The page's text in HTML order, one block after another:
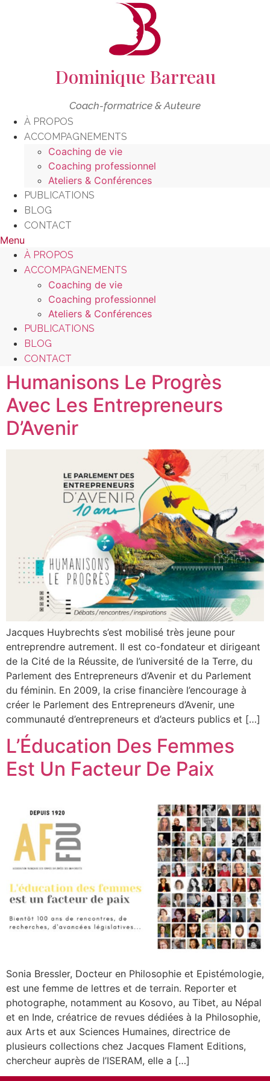
Dominique Barreau
Coach-formatrice & Auteure
À PROPOS
ACCOMPAGNEMENTS
Coaching de vie
Coaching professionnel
Ateliers & Conférences
PUBLICATIONS
BLOG
CONTACT
Menu
À PROPOS
ACCOMPAGNEMENTS
Coaching de vie
Coaching professionnel
Ateliers & Conférences
PUBLICATIONS
BLOG
CONTACT
Humanisons Le Progrès
Avec Les Entrepreneurs
D’Avenir
Jacques Huybrechts s’est mobilisé très jeune pour
entreprendre autrement. Il est co-fondateur et dirigeant
de la Cité de la Réussite, de l’université de la Terre, du
Parlement des Entrepreneurs d’Avenir et du Parlement
du féminin. En 2009, la crise financière l’encourage à
créer le Parlement des Entrepreneurs d’Avenir, une
communauté d’entrepreneurs et d’acteurs publics et […]
L’Éducation Des Femmes
Est Un Facteur De Paix
Sonia Bressler, Docteur en Philosophie et Epistémologie,
est une femme de lettres et de terrain. Reporter et
photographe, notamment au Kosovo, au Tibet, au Népal
et en Inde, créatrice de revues dédiées à la Philosophie,
aux Arts et aux Sciences Humaines, directrice de
plusieurs collections chez Jacques Flament Editions,
chercheur auprès de l’ISERAM, elle a […]